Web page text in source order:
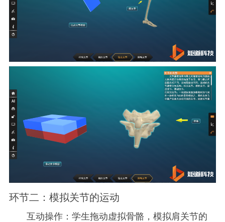
环节二：模拟关节的运动
互动操作：学生拖动虚拟骨骼，模拟肩关节的